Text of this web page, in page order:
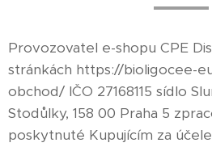
Provozovatel e-shopu CPE
stránkách https://bioligocee-
obchod/ IČO 27168115 sídlo
Stodůlky, 158 00 Praha 5
poskytnuté Kupujícím za